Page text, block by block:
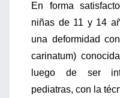
En forma
niñas de 11 y 14
una deformidad
carinatum)
luego de ser
pediatras, con la